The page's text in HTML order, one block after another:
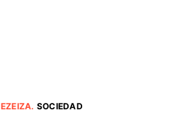
EZEIZA. SOCIEDAD